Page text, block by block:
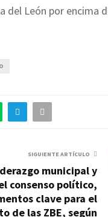
del León por encima
SIGUIENTE ARTÍCULO
municipal y
consenso político,
clave para el
de las ZBE, según